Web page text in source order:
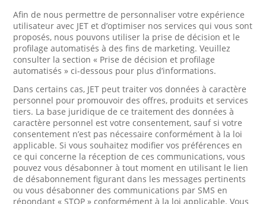
Afin de nous permettre de personnaliser votre expérience
utilisateur avec JET et d’optimiser nos services qui vous sont
proposés, nous pouvons utiliser la prise de décision et le
profilage automatisés à des fins de marketing. Veuillez
consulter la section « Prise de décision et profilage
automatisés » ci-dessous pour plus d’informations.
Dans certains cas, JET peut traiter vos données à caractère
personnel pour promouvoir des offres, produits et services
tiers. La base juridique de ce traitement des données à
caractère personnel est votre consentement, sauf si votre
consentement n’est pas nécessaire conformément à la loi
applicable. Si vous souhaitez modifier vos préférences en
ce qui concerne la réception de ces communications, vous
pouvez vous désabonner à tout moment en utilisant le lien
de désabonnement figurant dans les messages pertinents
ou vous désabonner des communications par SMS en
répondant « STOP » conformément à la loi applicable. Vous